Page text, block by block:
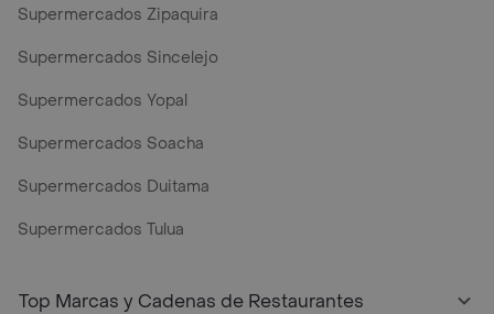
Supermercados Zipaquira
Supermercados Sincelejo
Supermercados Yopal
Supermercados Soacha
Supermercados Duitama
Supermercados Tulua
Top Marcas y Cadenas de Restaurantes